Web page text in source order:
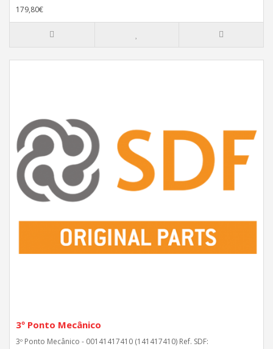
179,80€
3º Ponto Mecânico
3º Ponto Mecânico - 00141417410 (141417410) Ref. SDF: